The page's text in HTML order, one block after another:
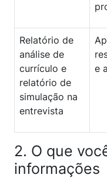
Relatório de
análise de
currículo e
relatório de
simulação na
entrevista
e
2. O que
informações